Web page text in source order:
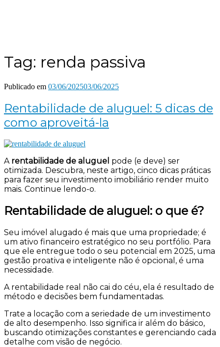
Tag: renda passiva
Publicado em 03/06/202503/06/2025
Rentabilidade de aluguel: 5 dicas de
como aproveitá-la
A rentabilidade de aluguel pode (e deve) ser
otimizada. Descubra, neste artigo, cinco dicas práticas
para fazer seu investimento imobiliário render muito
mais. Continue lendo-o.
Rentabilidade de aluguel: o que é?
Seu imóvel alugado é mais que uma propriedade; é
um ativo financeiro estratégico no seu portfólio. Para
que ele entregue todo o seu potencial em 2025, uma
gestão proativa e inteligente não é opcional, é uma
necessidade.
A rentabilidade real não cai do céu, ela é resultado de
método e decisões bem fundamentadas.
Trate a locação com a seriedade de um investimento
de alto desempenho. Isso significa ir além do básico,
buscando otimizações constantes e gerenciando cada
detalhe com visão de negócio.